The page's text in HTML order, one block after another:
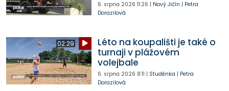
6. srpna 2026 11:26 | Nový Jičín | Petra
Dorazilová
02:29
Léto na koupališti je také o
turnaji v plážovém
volejbale
6. srpna 2026 8:11 | Studénka | Petra
Dorazilová